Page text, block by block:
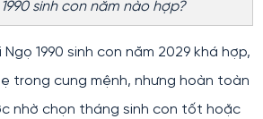
sinh con năm nào hợp?
1990 sinh con năm 2029 khá hợp,
trong cung mệnh, nhưng hoàn toàn
nhờ chọn tháng sinh con tốt hoặc